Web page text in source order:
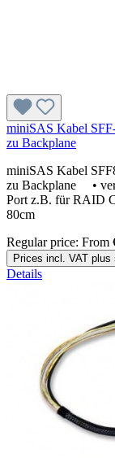
miniSAS Kabel
zu Backplane
miniSAS Kabel
zu Backplane •
Port z.B. für RAID
80cm
Regular price: From
Prices incl. VAT plus
Details